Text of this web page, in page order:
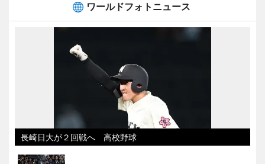
ワールドフォトニュース
長崎日大が２回戦へ 高校野球